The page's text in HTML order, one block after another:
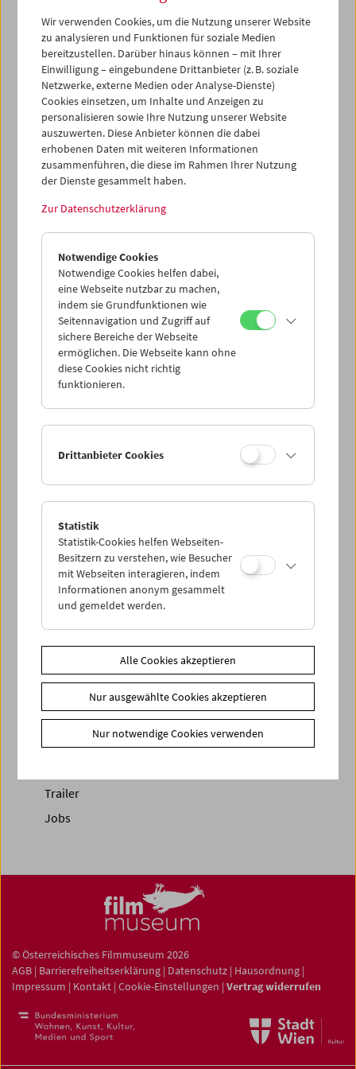
und Michael Omasta herausgegebene Buch über ihr
Schaffen präsentiert.
Zum Shop
Zum Programm
< zurück zur Übersicht
Share on
News Archiv
Newsletter
Fotos unserer Gäste
Trailer
Jobs
© Österreichisches Filmmuseum 2026
AGB | Barrierefreiheitserklärung | Datenschutz | Hausordnung |
Impressum | Kontakt | Cookie-Einstellungen | Vertrag widerrufen
Wir verwenden Cookies, um die Nutzung unserer Website
zu analysieren und Funktionen für soziale Medien
bereitzustellen. Darüber hinaus können – mit Ihrer
Einwilligung – eingebundene Drittanbieter (z. B. soziale
Netzwerke, externe Medien oder Analyse-Dienste)
Cookies einsetzen, um Inhalte und Anzeigen zu
personalisieren sowie Ihre Nutzung unserer Website
auszuwerten. Diese Anbieter können die dabei
erhobenen Daten mit weiteren Informationen
zusammenführen, die diese im Rahmen Ihrer Nutzung
der Dienste gesammelt haben.
Zur Datenschutzerklärung
Notwendige Cookies
Notwendige Cookies helfen dabei,
eine Webseite nutzbar zu machen,
indem sie Grundfunktionen wie
Seitennavigation und Zugriff auf
sichere Bereiche der Webseite
ermöglichen. Die Webseite kann ohne
diese Cookies nicht richtig
funktionieren.
Drittanbieter Cookies
Statistik
Statistik-Cookies helfen Webseiten-
Besitzern zu verstehen, wie Besucher
mit Webseiten interagieren, indem
Informationen anonym gesammelt
und gemeldet werden.
Alle Cookies akzeptieren
Nur ausgewählte Cookies akzeptieren
Nur notwendige Cookies verwenden